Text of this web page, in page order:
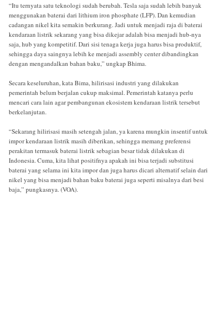
“Itu ternyata satu teknologi sudah berubah. Tesla saja sudah lebih banyak
menggunakan baterai dari lithium iron phosphate (LFP). Dan kemudian
cadangan nikel kita semakin berkurang. Jadi untuk menjadi raja di baterai
kendaraan listrik sekarang yang bisa dikejar adalah bisa menjadi hub-nya
saja, hub yang kompetitif. Dari sisi tenaga kerja juga harus bisa produktif,
sehingga daya saingnya lebih ke menjadi assembly center dibandingkan
dengan mengandalkan bahan baku,” ungkap Bhima.
Secara keseluruhan, kata Bima, hilirisasi industri yang dilakukan
pemerintah belum berjalan cukup maksimal. Pemerintah katanya perlu
mencari cara lain agar pembangunan ekosistem kendaraan listrik tersebut
berkelanjutan.
“Sekarang hilirisasi masih setengah jalan, ya karena mungkin insentif untuk
impor kendaraan listrik masih diberikan, sehingga memang preferensi
perakitan termasuk baterai listrik sebagian besar tidak dilakukan di
Indonesia. Cuma, kita lihat positifnya apakah ini bisa terjadi substitusi
baterai yang selama ini kita impor dan juga harus dicari alternatif selain dari
nikel yang bisa menjadi bahan baku baterai juga seperti misalnya dari besi
baja,” pungkasnya. (VOA).